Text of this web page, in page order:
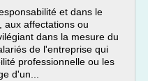
et dans le
aux affectations ou
dans la mesure du
de l'entreprise qui
professionnelle ou les
d'un...